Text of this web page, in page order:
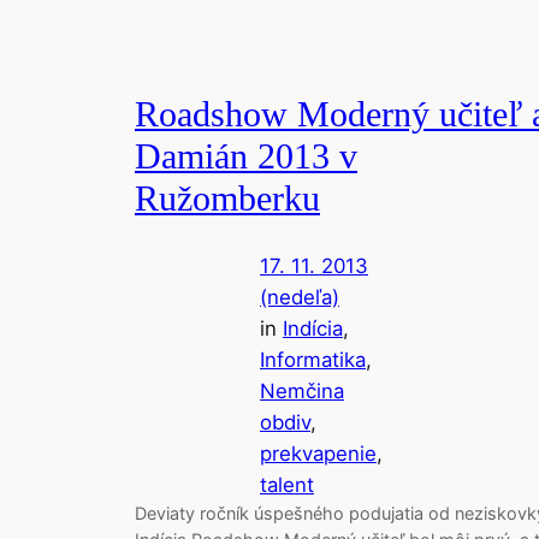
Roadshow Moderný učiteľ
Damián 2013 v
Ružomberku
17. 11. 2013
(nedeľa)
in Indícia
Informatika
Nemčina
obdiv
prekvapenie
talent
Deviaty ročník úspešného podujatia od